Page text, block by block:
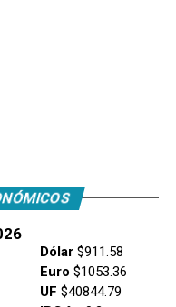
Dólar$911.58
Euro $1053.36
UF $40844.79